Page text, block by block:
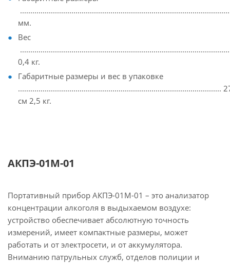
мм.
Вес
0,4 кг.
Габаритные размеры и вес в упаковке
...................................................................................................
см 2,5 кг.
АКПЭ-01М-01
Портативный прибор АКПЭ-01М-01 – это анализатор
концентрации алкоголя в выдыхаемом воздухе:
устройство обеспечивает абсолютную точность
измерений, имеет компактные размеры, может
работать и от электросети, и от аккумулятора.
Вниманию патрульных служб, отделов полиции и